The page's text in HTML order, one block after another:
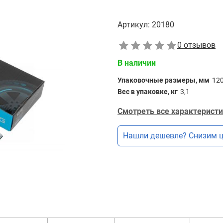
Артикул: 20180
0 отзывов
В наличии
Упаковочные размеры, мм
Вес в упаковке, кг 3,1
Смотреть все
Нашли дешевле? Снизим